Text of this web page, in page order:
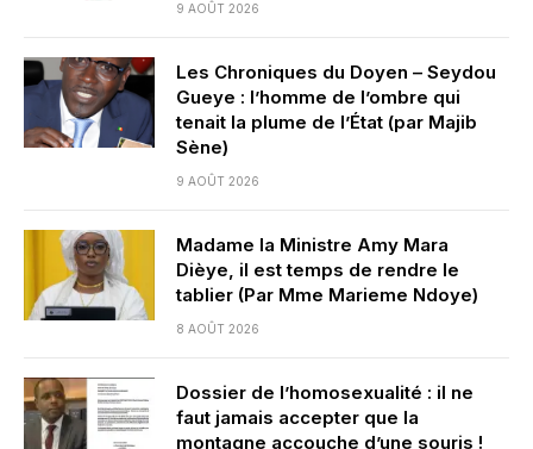
9 AOÛT 2026
Les Chroniques du Doyen – Seydou
Gueye : l’homme de l’ombre qui
tenait la plume de l’État (par Majib
Sène)
9 AOÛT 2026
Madame la Ministre Amy Mara
Dièye, il est temps de rendre le
tablier (Par Mme Marieme Ndoye)
8 AOÛT 2026
Dossier de l’homosexualité : il ne
faut jamais accepter que la
montagne accouche d’une souris !